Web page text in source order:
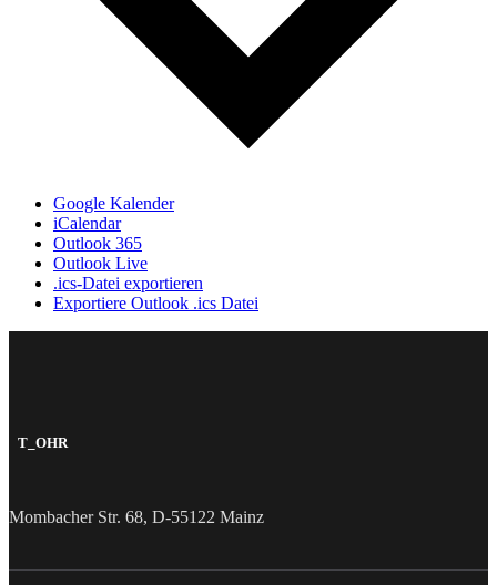
Google Kalender
iCalendar
Outlook 365
Outlook Live
.ics-Datei exportieren
Exportiere Outlook .ics Datei
T_OHR
Mombacher Str. 68, D-55122 Mainz